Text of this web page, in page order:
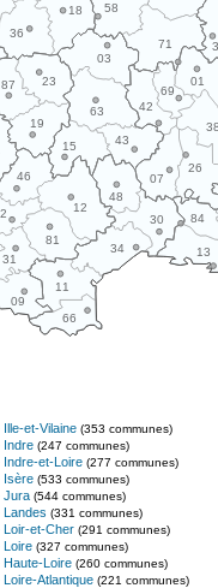
11
12
13
15
18
19
23
26
30
31
34
36
42
43
46
48
58
63
66
69
01
03
07
09
71
81
84
87
Ille-et-Vilaine (353 communes)
Indre (247 communes)
Indre-et-Loire (277 communes)
Isère (533 communes)
Jura (544 communes)
Landes (331 communes)
Loir-et-Cher (291 communes)
Loire (327 communes)
Haute-Loire (260 communes)
Loire-Atlantique (221 communes)